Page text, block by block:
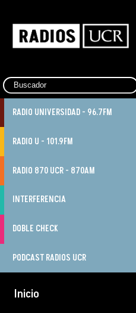
RADIO UNIVERSIDAD - 96.7FM
RADIO U - 101.9FM
RADIO 870 UCR - 870AM
INTERFERENCIA
DOBLE CHECK
PODCAST RADIOS UCR
Inicio